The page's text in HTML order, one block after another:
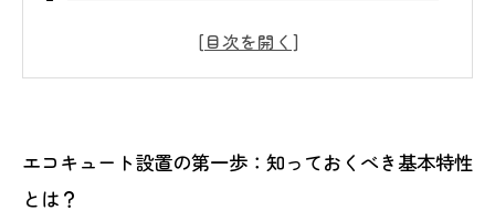
設置現場での悩みを解決！実際の事例から学ぶ
差が出る理由
快適でエコな給湯生活の実現へ：最終的な設置
エコキュート設置の第一歩：知っておくべき基本特性
とは？